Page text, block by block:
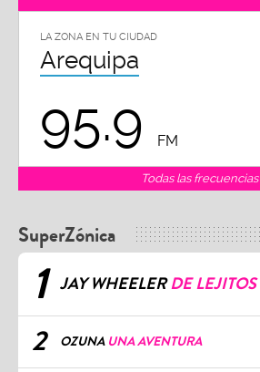
LA ZONA EN TU CIUDAD
Arequipa
95.9 FM
Todas las frecuencias
SuperZónica
1 JAY WHEELERDE LEJITOS
2 OZUNA UNA AVENTURA